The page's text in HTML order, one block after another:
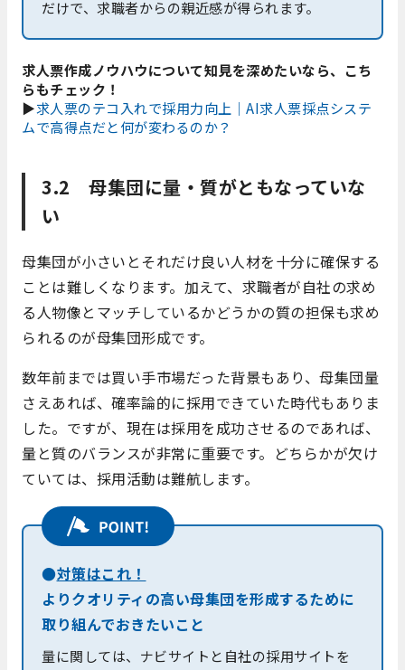
だけで、求職者からの親近感が得られます。
求人票作成ノウハウについて知見を深めたいなら、こち
らもチェック！
▶求人票のテコ入れで採用力向上｜AI求人票採点システ
ムで高得点だと何が変わるのか？
3.2 母集団に量・質がともなっていな
い
母集団が小さいとそれだけ良い人材を十分に確保する
ことは難しくなります。加えて、求職者が自社の求め
る人物像とマッチしているかどうかの質の担保も求め
られるのが母集団形成です。
数年前までは買い手市場だった背景もあり、母集団量
さえあれば、確率論的に採用できていた時代もありま
した。ですが、現在は採用を成功させるのであれば、
量と質のバランスが非常に重要です。どちらかが欠け
ていては、採用活動は難航します。
●対策はこれ！
よりクオリティの高い母集団を形成するために
取り組んでおきたいこと
量に関しては、ナビサイトと自社の採用サイトを